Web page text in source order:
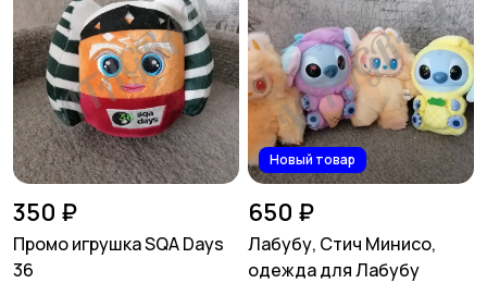
350 ₽
Промо игрушка SQA Days
36
Новый товар
650 ₽
Лабубу, Стич Минисо,
одежда для Лабубу